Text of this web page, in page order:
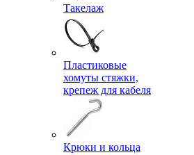
Такелаж
Пластиковые
хомуты стяжки,
крепеж для кабеля
Крюки и кольца